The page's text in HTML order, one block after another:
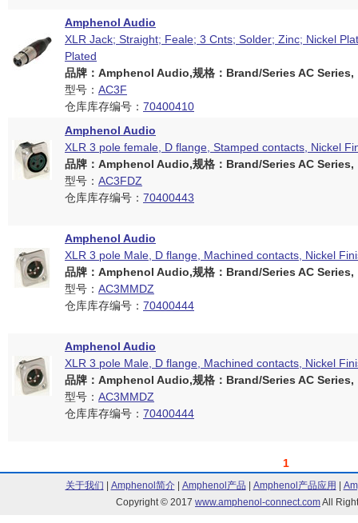
Amphenol Audio
XLR Jack; Straight; Feale; 3 Cnts; Solder; Zinc; Nickel
Plated
品牌：Amphenol Audio,规格：Brand/Series AC Series,
型号： AC3F
仓库库存编号： 70400410
Amphenol Audio
XLR 3 pole female, D flange, Stamped contacts, Nickel
品牌：Amphenol Audio,规格：Brand/Series AC Series,
型号： AC3FDZ
仓库库存编号： 70400443
Amphenol Audio
XLR 3 pole Male, D flange, Machined contacts, Nickel
品牌：Amphenol Audio,规格：Brand/Series AC Series,
型号： AC3MMDZ
仓库库存编号： 70400444
Amphenol Audio
XLR 3 pole Male, D flange, Machined contacts, Nickel
品牌：Amphenol Audio,规格：Brand/Series AC Series,
型号： AC3MMDZ
仓库库存编号： 70400444
1
关于我们 Amphenol简介| Amphenol产品 Amphenol产品应用
Copyright © 2017 www.amphenol-connect.comAll